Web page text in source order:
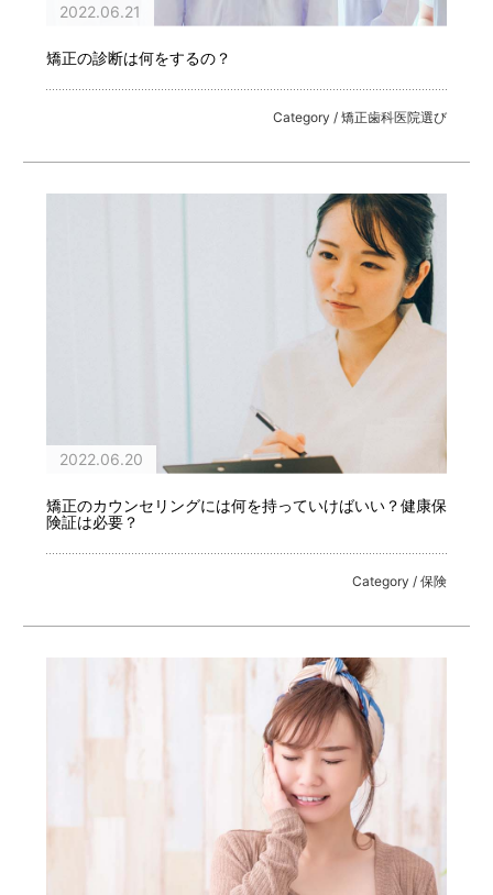
2022.06.21
矯正の診断は何をするの？
Category / 矯正歯科医院選び
2022.06.20
矯正のカウンセリングには何を持っていけばいい？健康保
険証は必要？
Category / 保険